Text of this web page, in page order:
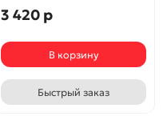
3 420 р
В корзину
Быстрый заказ